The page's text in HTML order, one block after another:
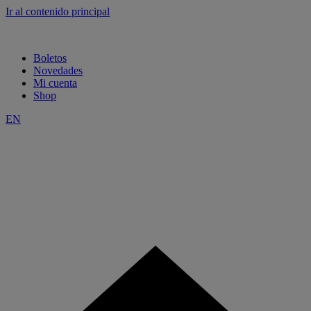
Ir al contenido principal
Boletos
Novedades
Mi cuenta
Shop
EN